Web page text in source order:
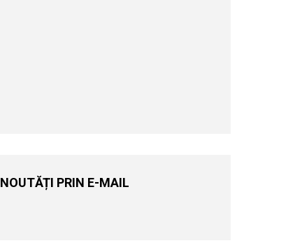
NOUTĂȚI PRIN E-MAIL